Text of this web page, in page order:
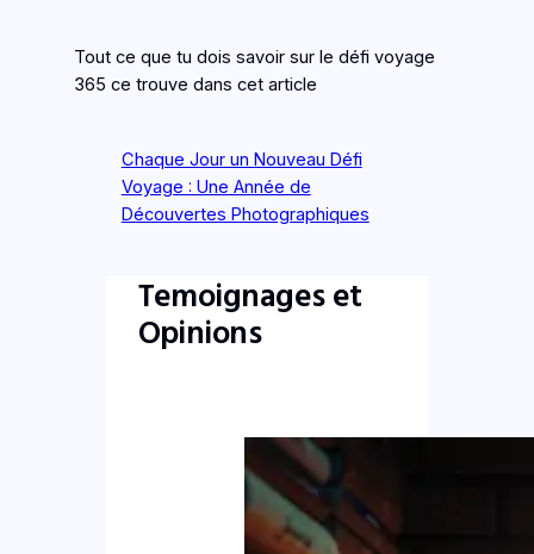
Tout ce que tu dois savoir sur le défi voyage
365 ce trouve dans cet article
Chaque Jour un Nouveau Défi
Voyage : Une Année de
Découvertes Photographiques
Temoignages et
Opinions